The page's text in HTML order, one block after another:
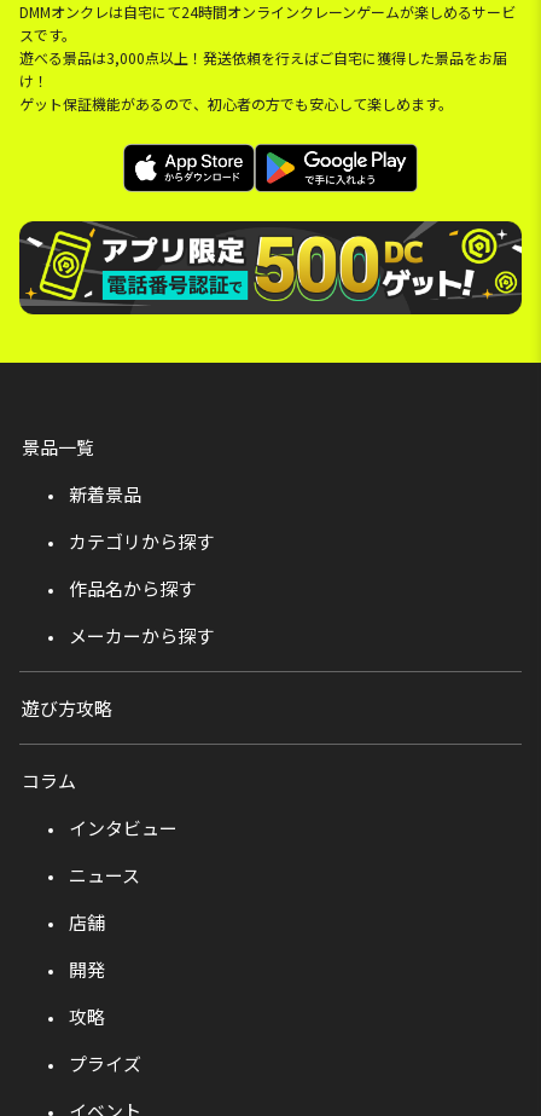
DMMオンクレは自宅にて24時間オンラインクレーンゲームが楽しめるサービ
スです。
遊べる景品は3,000点以上！発送依頼を行えばご自宅に獲得した景品をお届
け！
ゲット保証機能があるので、初心者の方でも安心して楽しめます。
景品一覧
新着景品
カテゴリから探す
作品名から探す
メーカーから探す
遊び方攻略
コラム
インタビュー
ニュース
店舗
開発
攻略
プライズ